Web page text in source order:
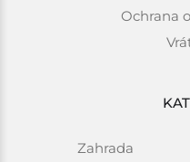
Ochrana
Zahrada